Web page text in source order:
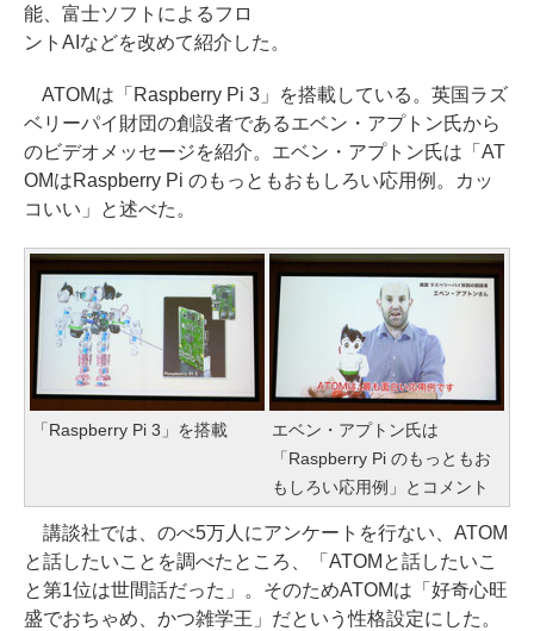
能、富士ソフトによるフロ
ントAIなどを改めて紹介した。
ATOMは「Raspberry Pi 3」を搭載している。英国ラズ
ベリーパイ財団の創設者であるエベン・アプトン氏から
のビデオメッセージを紹介。エベン・アプトン氏は「AT
OMはRaspberry Pi のもっともおもしろい応用例。カッ
コいい」と述べた。
「Raspberry Pi 3」を搭載
エベン・アプトン氏は
「Raspberry Pi のもっともお
もしろい応用例」とコメント
講談社では、のべ5万人にアンケートを行ない、ATOM
と話したいことを調べたところ、「ATOMと話したいこ
と第1位は世間話だった」。そのためATOMは「好奇心旺
盛でおちゃめ、かつ雑学王」だという性格設定にした。